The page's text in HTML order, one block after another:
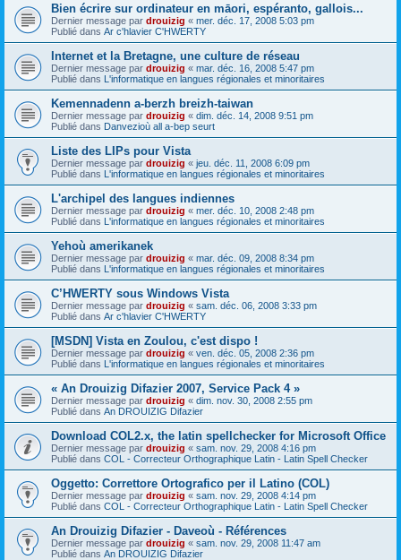
Bien écrire sur ordinateur en māori, espéranto, gallois...
Dernier message par drouizig « mer. déc. 17, 2008 5:03 pm
Publié dans Ar c'hlavier C'HWERTY
Internet et la Bretagne, une culture de réseau
Dernier message par drouizig « mar. déc. 16, 2008 5:47 pm
Publié dans L'informatique en langues régionales et minoritaires
Kemennadenn a-berzh breizh-taiwan
Dernier message par drouizig « dim. déc. 14, 2008 9:51 pm
Publié dans Danvezioù all a-bep seurt
Liste des LIPs pour Vista
Dernier message par drouizig « jeu. déc. 11, 2008 6:09 pm
Publié dans L'informatique en langues régionales et minoritaires
L'archipel des langues indiennes
Dernier message par drouizig « mer. déc. 10, 2008 2:48 pm
Publié dans L'informatique en langues régionales et minoritaires
Yehoù amerikanek
Dernier message par drouizig « mar. déc. 09, 2008 8:34 pm
Publié dans L'informatique en langues régionales et minoritaires
C’HWERTY sous Windows Vista
Dernier message par drouizig « sam. déc. 06, 2008 3:33 pm
Publié dans Ar c'hlavier C'HWERTY
[MSDN] Vista en Zoulou, c'est dispo !
Dernier message par drouizig « ven. déc. 05, 2008 2:36 pm
Publié dans L'informatique en langues régionales et minoritaires
« An Drouizig Difazier 2007, Service Pack 4 »
Dernier message par drouizig « dim. nov. 30, 2008 2:55 pm
Publié dans An DROUIZIG Difazier
Download COL2.x, the latin spellchecker for Microsoft Office
Dernier message par drouizig « sam. nov. 29, 2008 4:16 pm
Publié dans COL - Correcteur Orthographique Latin - Latin Spell Checker
Oggetto: Correttore Ortografico per il Latino (COL)
Dernier message par drouizig « sam. nov. 29, 2008 4:14 pm
Publié dans COL - Correcteur Orthographique Latin - Latin Spell Checker
An Drouizig Difazier - Daveoù - Références
Dernier message par drouizig « sam. nov. 29, 2008 11:47 am
Publié dans An DROUIZIG Difazier